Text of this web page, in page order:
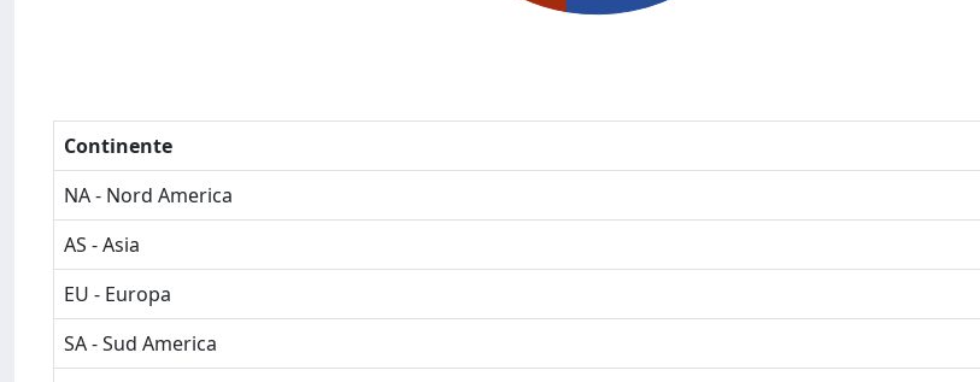
Continente
NA - Nord America
AS - Asia
EU - Europa
SA - Sud America